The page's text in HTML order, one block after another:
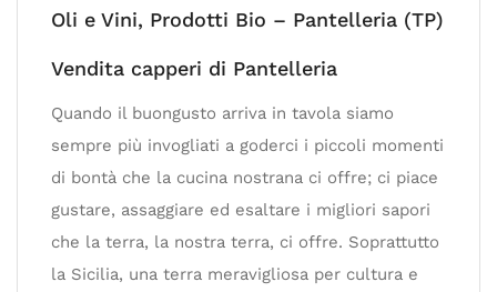
Oli e Vini, Prodotti Bio – Pantelleria (TP)
Vendita capperi di Pantelleria
Quando il buongusto arriva in tavola siamo
sempre più invogliati a goderci i piccoli momenti
di bontà che la cucina nostrana ci offre; ci piace
gustare, assaggiare ed esaltare i migliori sapori
che la terra, la nostra terra, ci offre. Soprattutto
la Sicilia, una terra meravigliosa per cultura e